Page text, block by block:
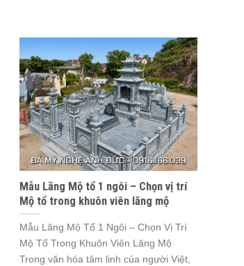
Mẫu Lăng Mộ tổ 1 ngôi – Chọn vị trí
Mộ tổ trong khuôn viên lăng mộ
Mẫu Lăng Mộ Tổ 1 Ngôi – Chọn Vị Trí
Mộ Tổ Trong Khuôn Viên Lăng Mộ
Trong văn hóa tâm linh của người Việt,